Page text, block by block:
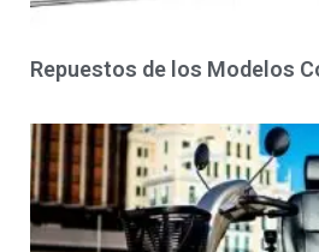
Repuestos de los Modelos